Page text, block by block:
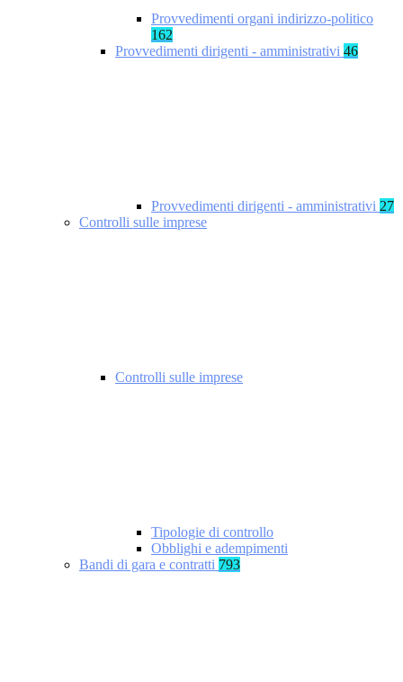
Provvedimenti organi indirizzo-politico
162
Provvedimenti dirigenti - amministrativi 46
Provvedimenti dirigenti - amministrativi 27
Controlli sulle imprese
Controlli sulle imprese
Tipologie di controllo
Obblighi e adempimenti
Bandi di gara e contratti 793